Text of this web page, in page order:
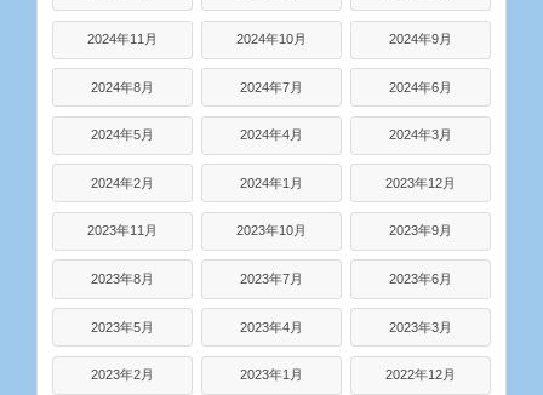
2024年11月 2024年10月 2024年9月
2024年8月 2024年7月 2024年6月
2024年5月 2024年4月 2024年3月
2024年2月 2024年1月 2023年12月
2023年11月 2023年10月 2023年9月
2023年8月 2023年7月 2023年6月
2023年5月 2023年4月 2023年3月
2023年2月 2023年1月 2022年12月